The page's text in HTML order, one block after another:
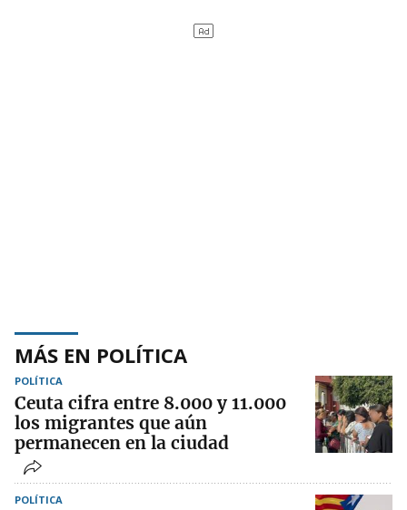
MÁS EN POLÍTICA
POLÍTICA
Ceuta cifra entre 8.000 y 11.000
los migrantes que aún
permanecen en la ciudad
POLÍTICA